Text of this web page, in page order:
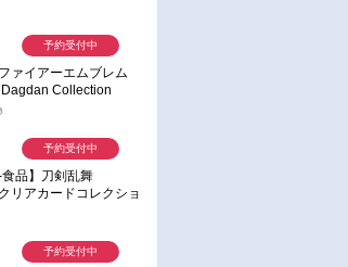
ァイアーエムブレム
Collection
予約受付中
食品】刀剣乱舞
リアカードコレクショ
予約受付中
予約受付中